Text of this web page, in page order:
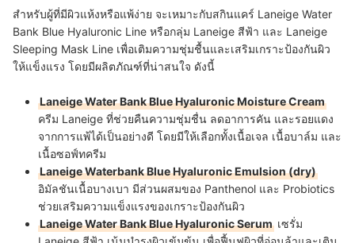
สำหรับผู้ที่มีผิวแห้งหรือแพ้ง่าย จะเหมาะกับสกินแคร์ Laneige Water
Bank Blue Hyaluronic Line หรือกลุ่ม Laneige สีฟ้า และ Laneige
Sleeping Mask Line เพื่อเติมความชุ่มชื้นและเสริมเกราะป้องกันผิว
ให้แข็งแรง โดยมีผลิตภัณฑ์ที่น่าสนใจ ดังนี้
Laneige Water Bank Blue Hyaluronic Moisture Cream
ครีม Laneige ที่ช่วยคืนความชุ่มชื่น ลดอาการคัน และรอยแดง
จากการแพ้ได้เป็นอย่างดี โดยมีให้เลือกทั้งเนื้อเจล เนื้อบาล์ม และ
เนื้อซอฟ์ทครีม
Laneige Waterbank Blue Hyaluronic Emulsion (dry)
อิมัลชันเนื้อบางเบา มีส่วนผสมของ Panthenol และ Probiotics
ช่วยเสริมความแข็งแรงของเกราะป้องกันผิว
Laneige Water Bank Blue Hyaluronic Serum เซรั่ม